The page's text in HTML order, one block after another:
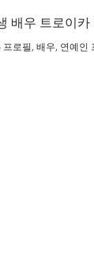
배우 트로이
프로필, 배우, 연예인